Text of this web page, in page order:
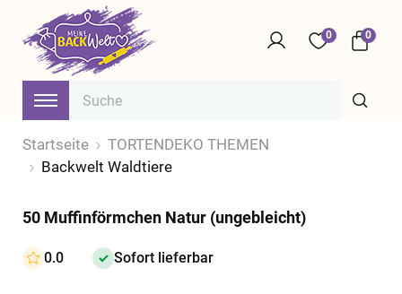
0 0
Startseite
TORTENDEKO THEMEN
Backwelt Waldtiere
50 Muffinförmchen Natur (ungebleicht)
0.0 Sofort lieferbar